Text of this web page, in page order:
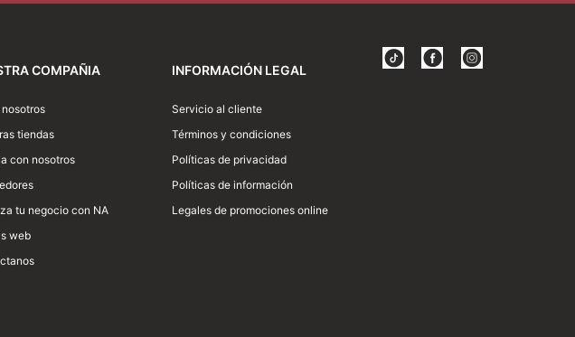
COMPAÑIA
tiendas
con nosotros
tu negocio con NA
web
INFORMACIÓN LEGAL
Servicio al cliente
Términos y condiciones
Políticas de privacidad
Políticas de información
Legales de promociones online